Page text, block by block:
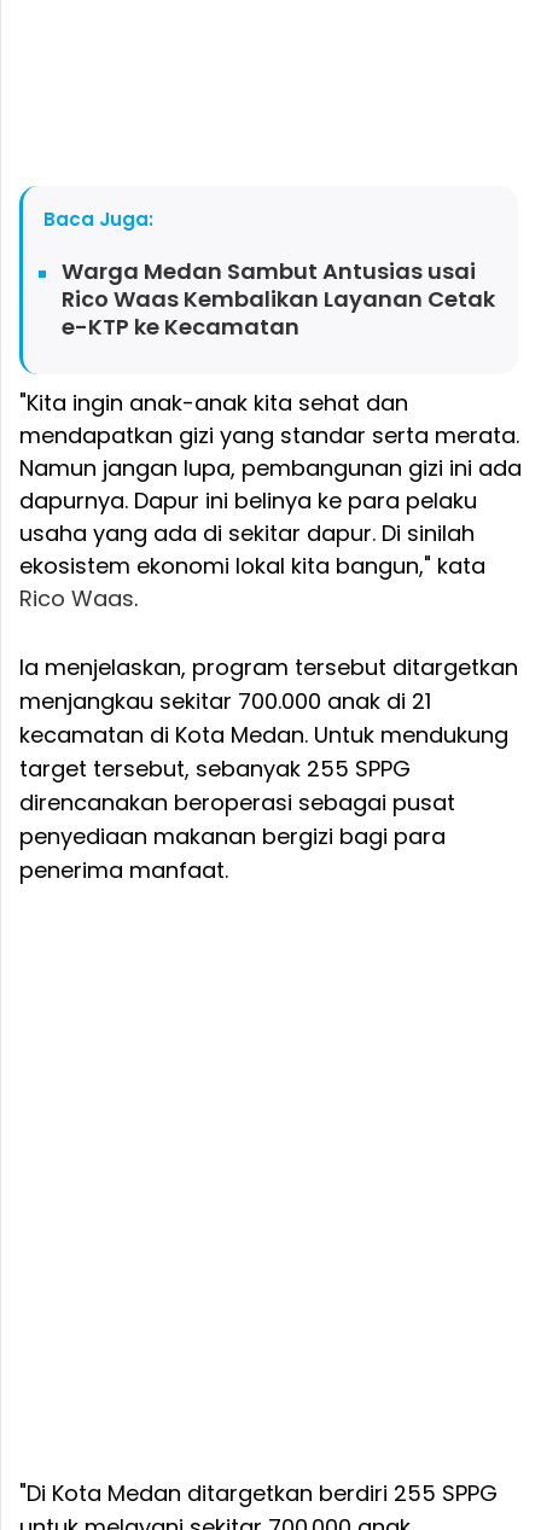
Baca Juga:
Warga Medan Sambut Antusias usai
Rico Waas Kembalikan Layanan Cetak
e-KTP ke Kecamatan
"Kita ingin anak-anak kita sehat dan
mendapatkan gizi yang standar serta merata.
Namun jangan lupa, pembangunan gizi ini ada
dapurnya. Dapur ini belinya ke para pelaku
usaha yang ada di sekitar dapur. Di sinilah
ekosistem ekonomi lokal kita bangun," kata
Rico Waas.
Ia menjelaskan, program tersebut ditargetkan
menjangkau sekitar 700.000 anak di 21
kecamatan di Kota Medan. Untuk mendukung
target tersebut, sebanyak 255 SPPG
direncanakan beroperasi sebagai pusat
penyediaan makanan bergizi bagi para
penerima manfaat.
"Di Kota Medan ditargetkan berdiri 255 SPPG